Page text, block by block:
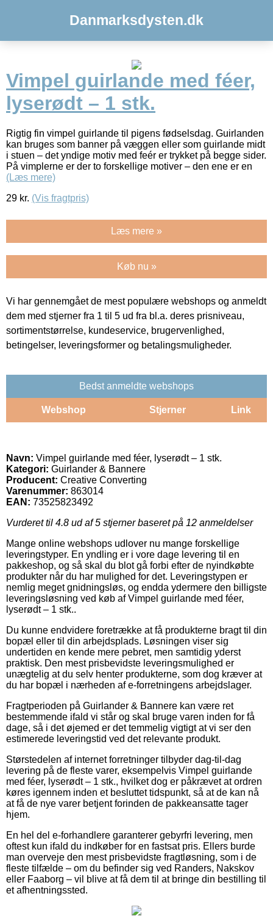
Danmarksdysten.dk
Vimpel guirlande med féer,
lyserødt – 1 stk.
Rigtig fin vimpel guirlande til pigens fødselsdag. Guirlanden
kan bruges som banner på væggen eller som guirlande midt
i stuen – det yndige motiv med feér er trykket på begge sider.
På vimplerne er der to forskellige motiver – den ene er en
(Læs mere)
29 kr. (Vis fragtpris)
Læs mere »
Køb nu »
Vi har gennemgået de mest populære webshops og anmeldt
dem med stjerner fra 1 til 5 ud fra bl.a. deres prisniveau,
sortimentstørrelse, kundeservice, brugervenlighed,
betingelser, leveringsformer og betalingsmuligheder.
Bedst anmeldte webshops
Webshop Stjerner Link
Navn: Vimpel guirlande med féer, lyserødt – 1 stk.
Kategori: Guirlander & Bannere
Producent: Creative Converting
Varenummer: 863014
EAN: 73525823492
Vurderet til 4.8 ud af 5 stjerner baseret på 12 anmeldelser
Mange online webshops udlover nu mange forskellige
leveringstyper. En yndling er i vore dage levering til en
pakkeshop, og så skal du blot gå forbi efter de nyindkøbte
produkter når du har mulighed for det. Leveringstypen er
nemlig meget gnidningsløs, og endda ydermere den billigste
leveringsløsning ved køb af Vimpel guirlande med féer,
lyserødt – 1 stk..
Du kunne endvidere foretrække at få produkterne bragt til din
bopæl eller til din arbejdsplads. Løsningen viser sig
undertiden en kende mere pebret, men samtidig yderst
praktisk. Den mest prisbevidste leveringsmulighed er
unægtelig at du selv henter produkterne, som dog kræver at
du har bopæl i nærheden af e-forretningens arbejdslager.
Fragtperioden på Guirlander & Bannere kan være ret
bestemmende ifald vi står og skal bruge varen inden for få
dage, så i det øjemed er det temmelig vigtigt at vi ser den
estimerede leveringstid ved det relevante produkt.
Størstedelen af internet forretninger tilbyder dag-til-dag
levering på de fleste varer, eksempelvis Vimpel guirlande
med féer, lyserødt – 1 stk., hvilket dog er påkrævet at ordren
køres igennem inden et besluttet tidspunkt, så at de kan nå
at få de nye varer betjent forinden de pakkeansatte tager
hjem.
En hel del e-forhandlere garanterer gebyrfri levering, men
oftest kun ifald du indkøber for en fastsat pris. Ellers burde
man overveje den mest prisbevidste fragtløsning, som i de
fleste tilfælde – om du befinder sig ved Randers, Nakskov
eller Faaborg – vil blive at få dem til at bringe din bestilling til
et afhentningssted.